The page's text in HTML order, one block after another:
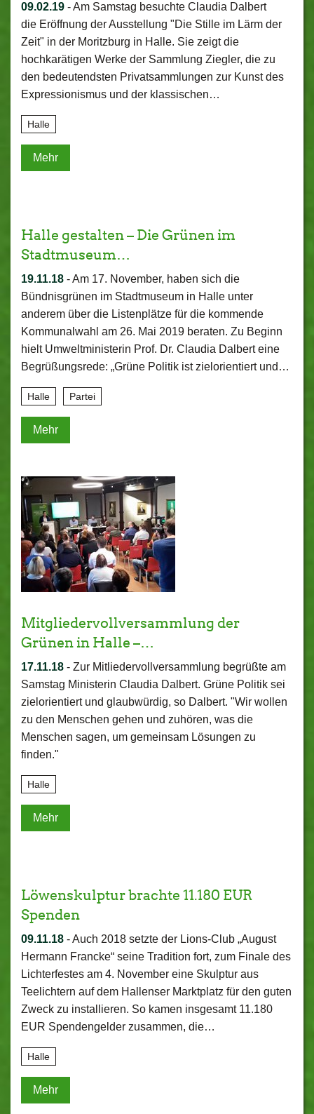
09.02.19 -Am Samstag besuchte Claudia Dalbert
die Eröffnung der Ausstellung "Die Stille im Lärm der
Zeit" in der Moritzburg in Halle. Sie zeigt die
hochkarätigen Werke der Sammlung Ziegler, die zu
den bedeutendsten Privatsammlungen zur Kunst des
Expressionismus und der klassischen…
Halle
Mehr
Halle gestalten – Die Grünen im
Stadtmuseum…
19.11.18 -Am 17. November, haben sich die
Bündnisgrünen im Stadtmuseum in Halle unter
anderem über die Listenplätze für die kommende
Kommunalwahl am 26. Mai 2019 beraten. Zu Beginn
hielt Umweltministerin Prof. Dr. Claudia Dalbert eine
Begrüßungsrede: „Grüne Politik ist zielorientiert und…
Halle Partei
Mehr
Mitgliedervollversammlung der
Grünen in Halle –…
17.11.18 - Zur Mitliedervollversammlung begrüßte am
Samstag Ministerin Claudia Dalbert. Grüne Politik sei
zielorientiert und glaubwürdig, so Dalbert. "Wir wollen
zu den Menschen gehen und zuhören, was die
Menschen sagen, um gemeinsam Lösungen zu
finden."
Halle
Mehr
Löwenskulptur brachte 11.180 EUR
Spenden
09.11.18 -Auch 2018 setzte der Lions-Club „August
Hermann Francke“ seine Tradition fort, zum Finale des
Lichterfestes am 4. November eine Skulptur aus
Teelichtern auf dem Hallenser Marktplatz für den guten
Zweck zu installieren. So kamen insgesamt 11.180
EUR Spendengelder zusammen, die…
Halle
Mehr